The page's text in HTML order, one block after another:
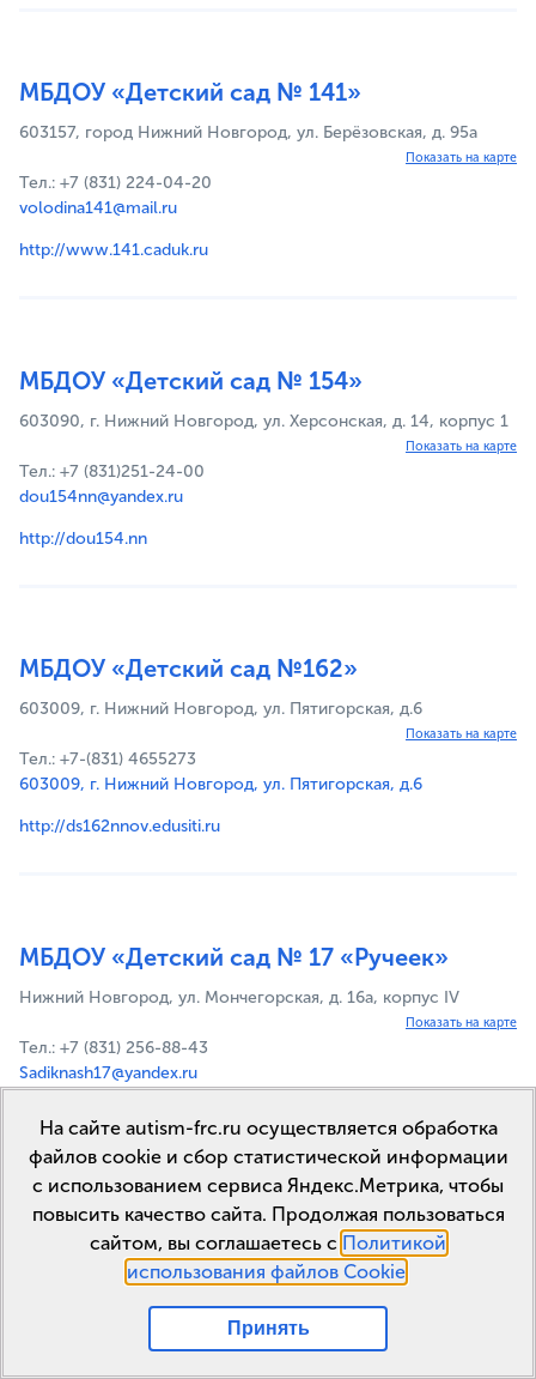
МБДОУ «Детский сад № 141»
603157, город Нижний Новгород, ул. Берёзовская, д. 95а
Показать на карте
Тел.: +7 (831) 224-04-20
volodina141@mail.ru
http://www.141.caduk.ru
МБДОУ «Детский сад № 154»
603090, г. Нижний Новгород, ул. Херсонская, д. 14, корпус 1
Показать на карте
Тел.: +7 (831)251-24-00
dou154nn@yandex.ru
http://dou154.nn
МБДОУ «Детский сад №162»
603009, г. Нижний Новгород, ул. Пятигорская, д.6
Показать на карте
Тел.: +7-(831) 4655273
603009, г. Нижний Новгород, ул. Пятигорская, д.6
http://ds162nnov.edusiti.ru
МБДОУ «Детский сад № 17 «Ручеек»
Нижний Новгород, ул. Мончегорская, д. 16а, корпус IV
Показать на карте
Тел.: +7 (831) 256-88-43
Sadiknash17@yandex.ru
МБДОУ «Детский сад №226»
603000 г. Нижний Новгород, улица Звездинка, дом 7а
На сайте autism-frc.ru осуществляется обработка
файлов cookie и сбор статистической информации
с использованием сервиса Яндекс.Метрика, чтобы
повысить качество сайта. Продолжая пользоваться
сайтом, вы соглашаетесь с Политикой
использования файлов Cookie.
Принять